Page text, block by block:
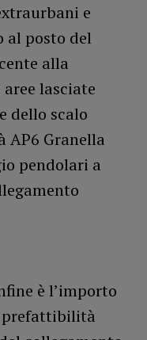
e
al posto del
alla
lasciate
dello scalo
AP6 Granella
pendolari a
è l’importo
prefattibilità